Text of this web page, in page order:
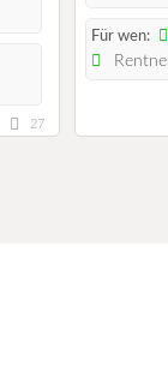
27
Für wen: